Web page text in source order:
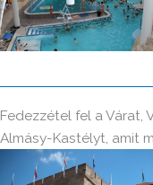
Fedezzétel fel a Várat,
Almásy-Kastélyt, amit